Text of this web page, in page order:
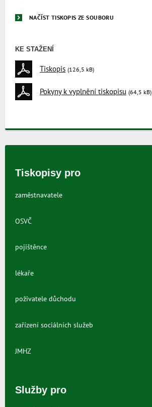
NAČÍST TISKOPIS ZE SOUBORU
KE STAŽENÍ
Tiskopis (126,5 kB)
Pokyny k vyplnění tiskopisu (64,5 kB)
Tiskopisy pro
zaměstnavatele
OSVČ
pojištěnce
lékaře
poživatele důchodu
zařízení sociálních služeb
JMHZ
Služby pro